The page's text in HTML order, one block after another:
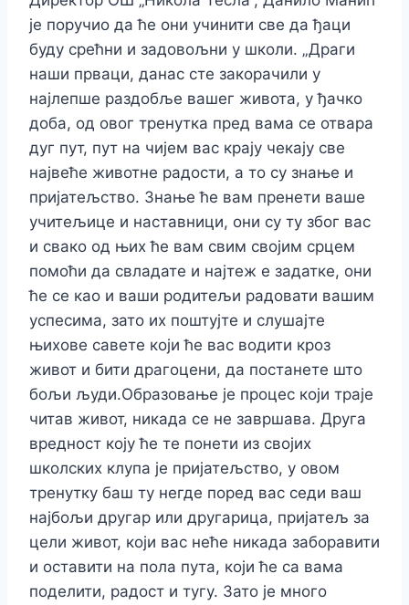
је поручио да ће они учинити све да ђаци
буду срећни и задовољни у школи. „Драги
наши прваци, данас сте закорачили у
најлепше раздобље вашег живота, у ђачко
доба, од овог тренутка пред вама се отвара
дуг пут, пут на чијем вас крају чекају све
највеће животне радости, а то су знање и
пријатељство. Знање ће вам пренети ваше
учитељице и наставници, они су ту због вас
и свако од њих ће вам свим својим срцем
помоћи да свладате и најтеж е задатке, они
ће се као и ваши родитељи радовати вашим
успесима, зато их поштујте и слушајте
њихове савете који ће вас водити кроз
живот и бити драгоцени, да постанете што
бољи људи.Образовање је процес који траје
читав живот, никада се не завршава. Друга
вредност коју ће те понети из својих
школских клупа је пријатељство, у овом
тренутку баш ту негде поред вас седи ваш
најбољи другар или другарица, пријатељ за
цели живот, који вас неће никада заборавити
и оставити на пола пута, који ће са вама
поделити, радост и тугу. Зато је много